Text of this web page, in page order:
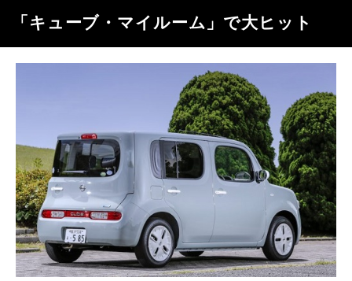
「キューブ・マイルーム」で大ヒット